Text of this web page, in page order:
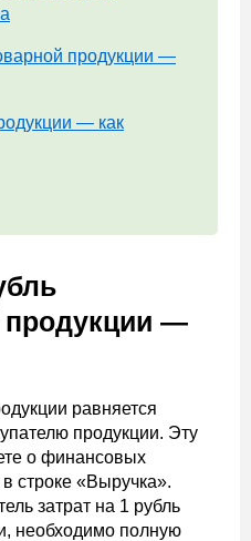
продукции —
— как
продукции —
равняется
продукции. Эту
о финансовых
строке «Выручка».
затрат на 1 рубль
необходимо полную